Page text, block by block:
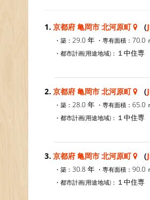
1. 京都府 亀岡市 北河原町 （
・築： 29.0 年 ・専有面積： 70.0
・都市計画(用途地域)： １中住専
2. 京都府 亀岡市 北河原町 （
・築： 28.0 年 ・専有面積： 65.0
・都市計画(用途地域)： １中住専
3. 京都府 亀岡市 北河原町 （
・築： 30.8 年 ・専有面積： 90.0
・都市計画(用途地域)： １中住専